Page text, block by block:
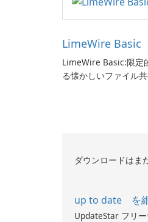
LimeWire Basic
LimeWire Basic:限定
る懐かしいファイル
ダウンロードはま
up to date を
UpdateStar フリー